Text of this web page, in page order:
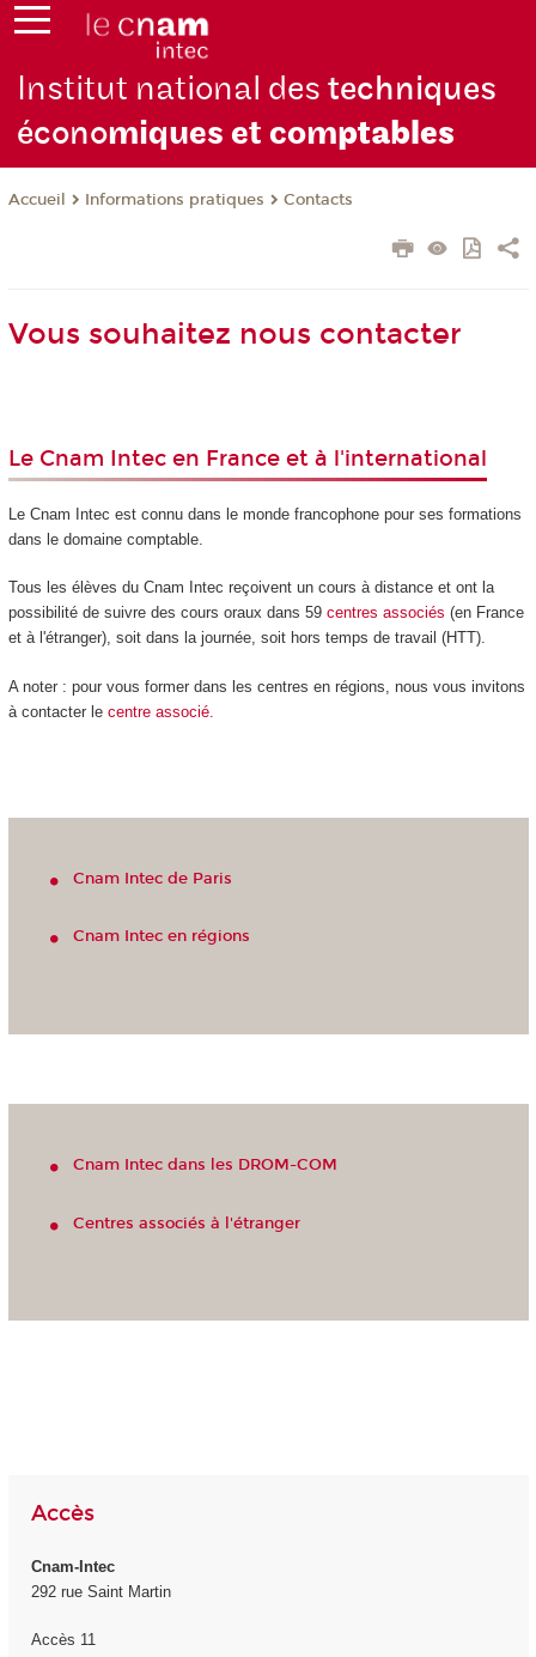
Institut national destechniques
économiques et comptables
Accueil Informations pratiques Contacts
Vous souhaitez nous contacter
Le Cnam Intec en France et à l'international
Le Cnam Intec est connu dans le monde francophone pour ses formations
dans le domaine comptable.
Tous les élèves du Cnam Intec reçoivent un cours à distance et ont la
possibilité de suivre des cours oraux dans 59 centres associés (en France
et à l'étranger), soit dans la journée, soit hors temps de travail (HTT).
A noter : pour vous former dans les centres en régions, nous vous invitons
à contacter le centre associé.
Cnam Intec de Paris
Cnam Intec en régions
Cnam Intec dans les DROM-COM
Centres associés à l'étranger
Accès
Cnam-Intec
292 rue Saint Martin
Accès 11